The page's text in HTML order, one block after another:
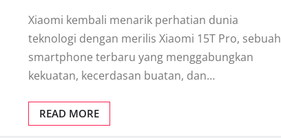
Xiaomi kembali menarik perhatian dunia
teknologi dengan merilis Xiaomi 15T Pro, sebuah
smartphone terbaru yang menggabungkan
kekuatan, kecerdasan buatan, dan…
READ MORE